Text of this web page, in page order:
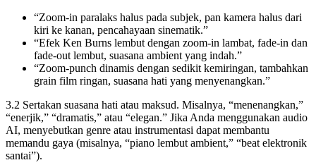
“Zoom-in paralaks halus pada subjek, pan kamera halus dari
kiri ke kanan, pencahayaan sinematik.”
“Efek Ken Burns lembut dengan zoom-in lambat, fade-in dan
fade-out lembut, suasana ambient yang indah.”
“Zoom-punch dinamis dengan sedikit kemiringan, tambahkan
grain film ringan, suasana hati yang menyenangkan.”
3.2 Sertakan suasana hati atau maksud. Misalnya, “menenangkan,”
“enerjik,” “dramatis,” atau “elegan.” Jika Anda menggunakan audio
AI, menyebutkan genre atau instrumentasi dapat membantu
memandu gaya (misalnya, “piano lembut ambient,” “beat elektronik
santai”).